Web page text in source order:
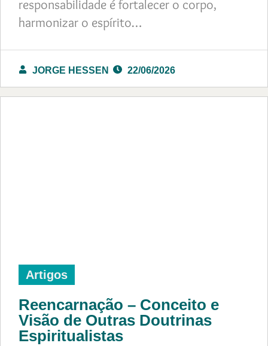
responsabilidade é fortalecer o corpo,
harmonizar o espírito…
JORGE HESSEN 22/06/2026
Artigos
Reencarnação – Conceito e
Visão de Outras Doutrinas
Espiritualistas